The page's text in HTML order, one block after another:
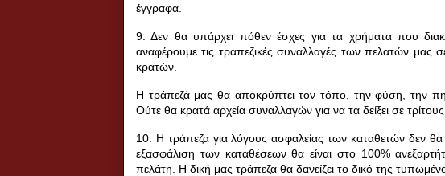
έγγραφα.
9. Δεν θα υπάρχει πόθεν έσχες για τα χρήματα που
αναφέρουμε τις τραπεζικές συναλλαγές των πελατών μας
κρατών.
Η τράπεζά μας θα αποκρύπτει τον τόπο, την φύση, την
Ούτε θα κρατά αρχεία συναλλαγών για να τα δείξει σε τρίτους.
10. Η τράπεζα για λόγους ασφαλείας των καταθετών δεν
εξασφάλιση των καταθέσεων θα είναι στο 100%
πελάτη. Η δική μας τράπεζα θα δανείζει το δικό της